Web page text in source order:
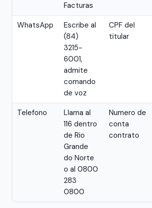
Facturas
WhatsApp
Escribe al
(84)
3215-
6001,
admite
comando
de voz
CPF del
titular
Telefono
Llama al
116 dentro
de Rio
Grande
do Norte
o al 0800
283
0800
Numero de
conta
contrato